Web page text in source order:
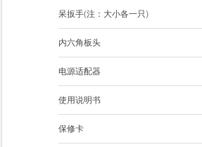
呆扳手(注：大小各一只)
内六角板头
电源适配器
使用说明书
保修卡